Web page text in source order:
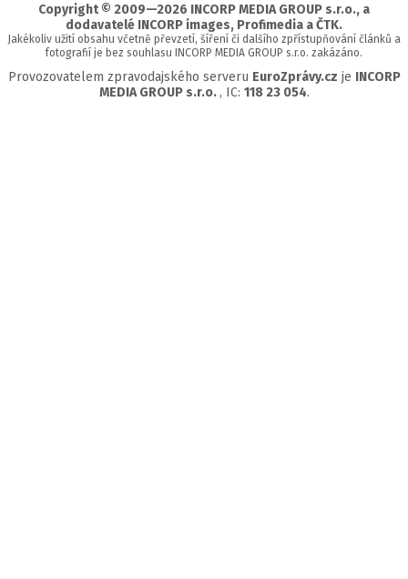
Copyright © 2009—2026 INCORP MEDIA GROUP s.r.o., a
dodavatelé INCORP images, Profimedia a ČTK.
Jakékoliv užití obsahu včetně převzetí, šíření či dalšího zpřístupňování článků a
fotografií je bez souhlasu INCORP MEDIA GROUP s.r.o. zakázáno.
Provozovatelem zpravodajského serveru EuroZprávy.cz je INCORP
MEDIA GROUP s.r.o. , IC: 118 23 054.